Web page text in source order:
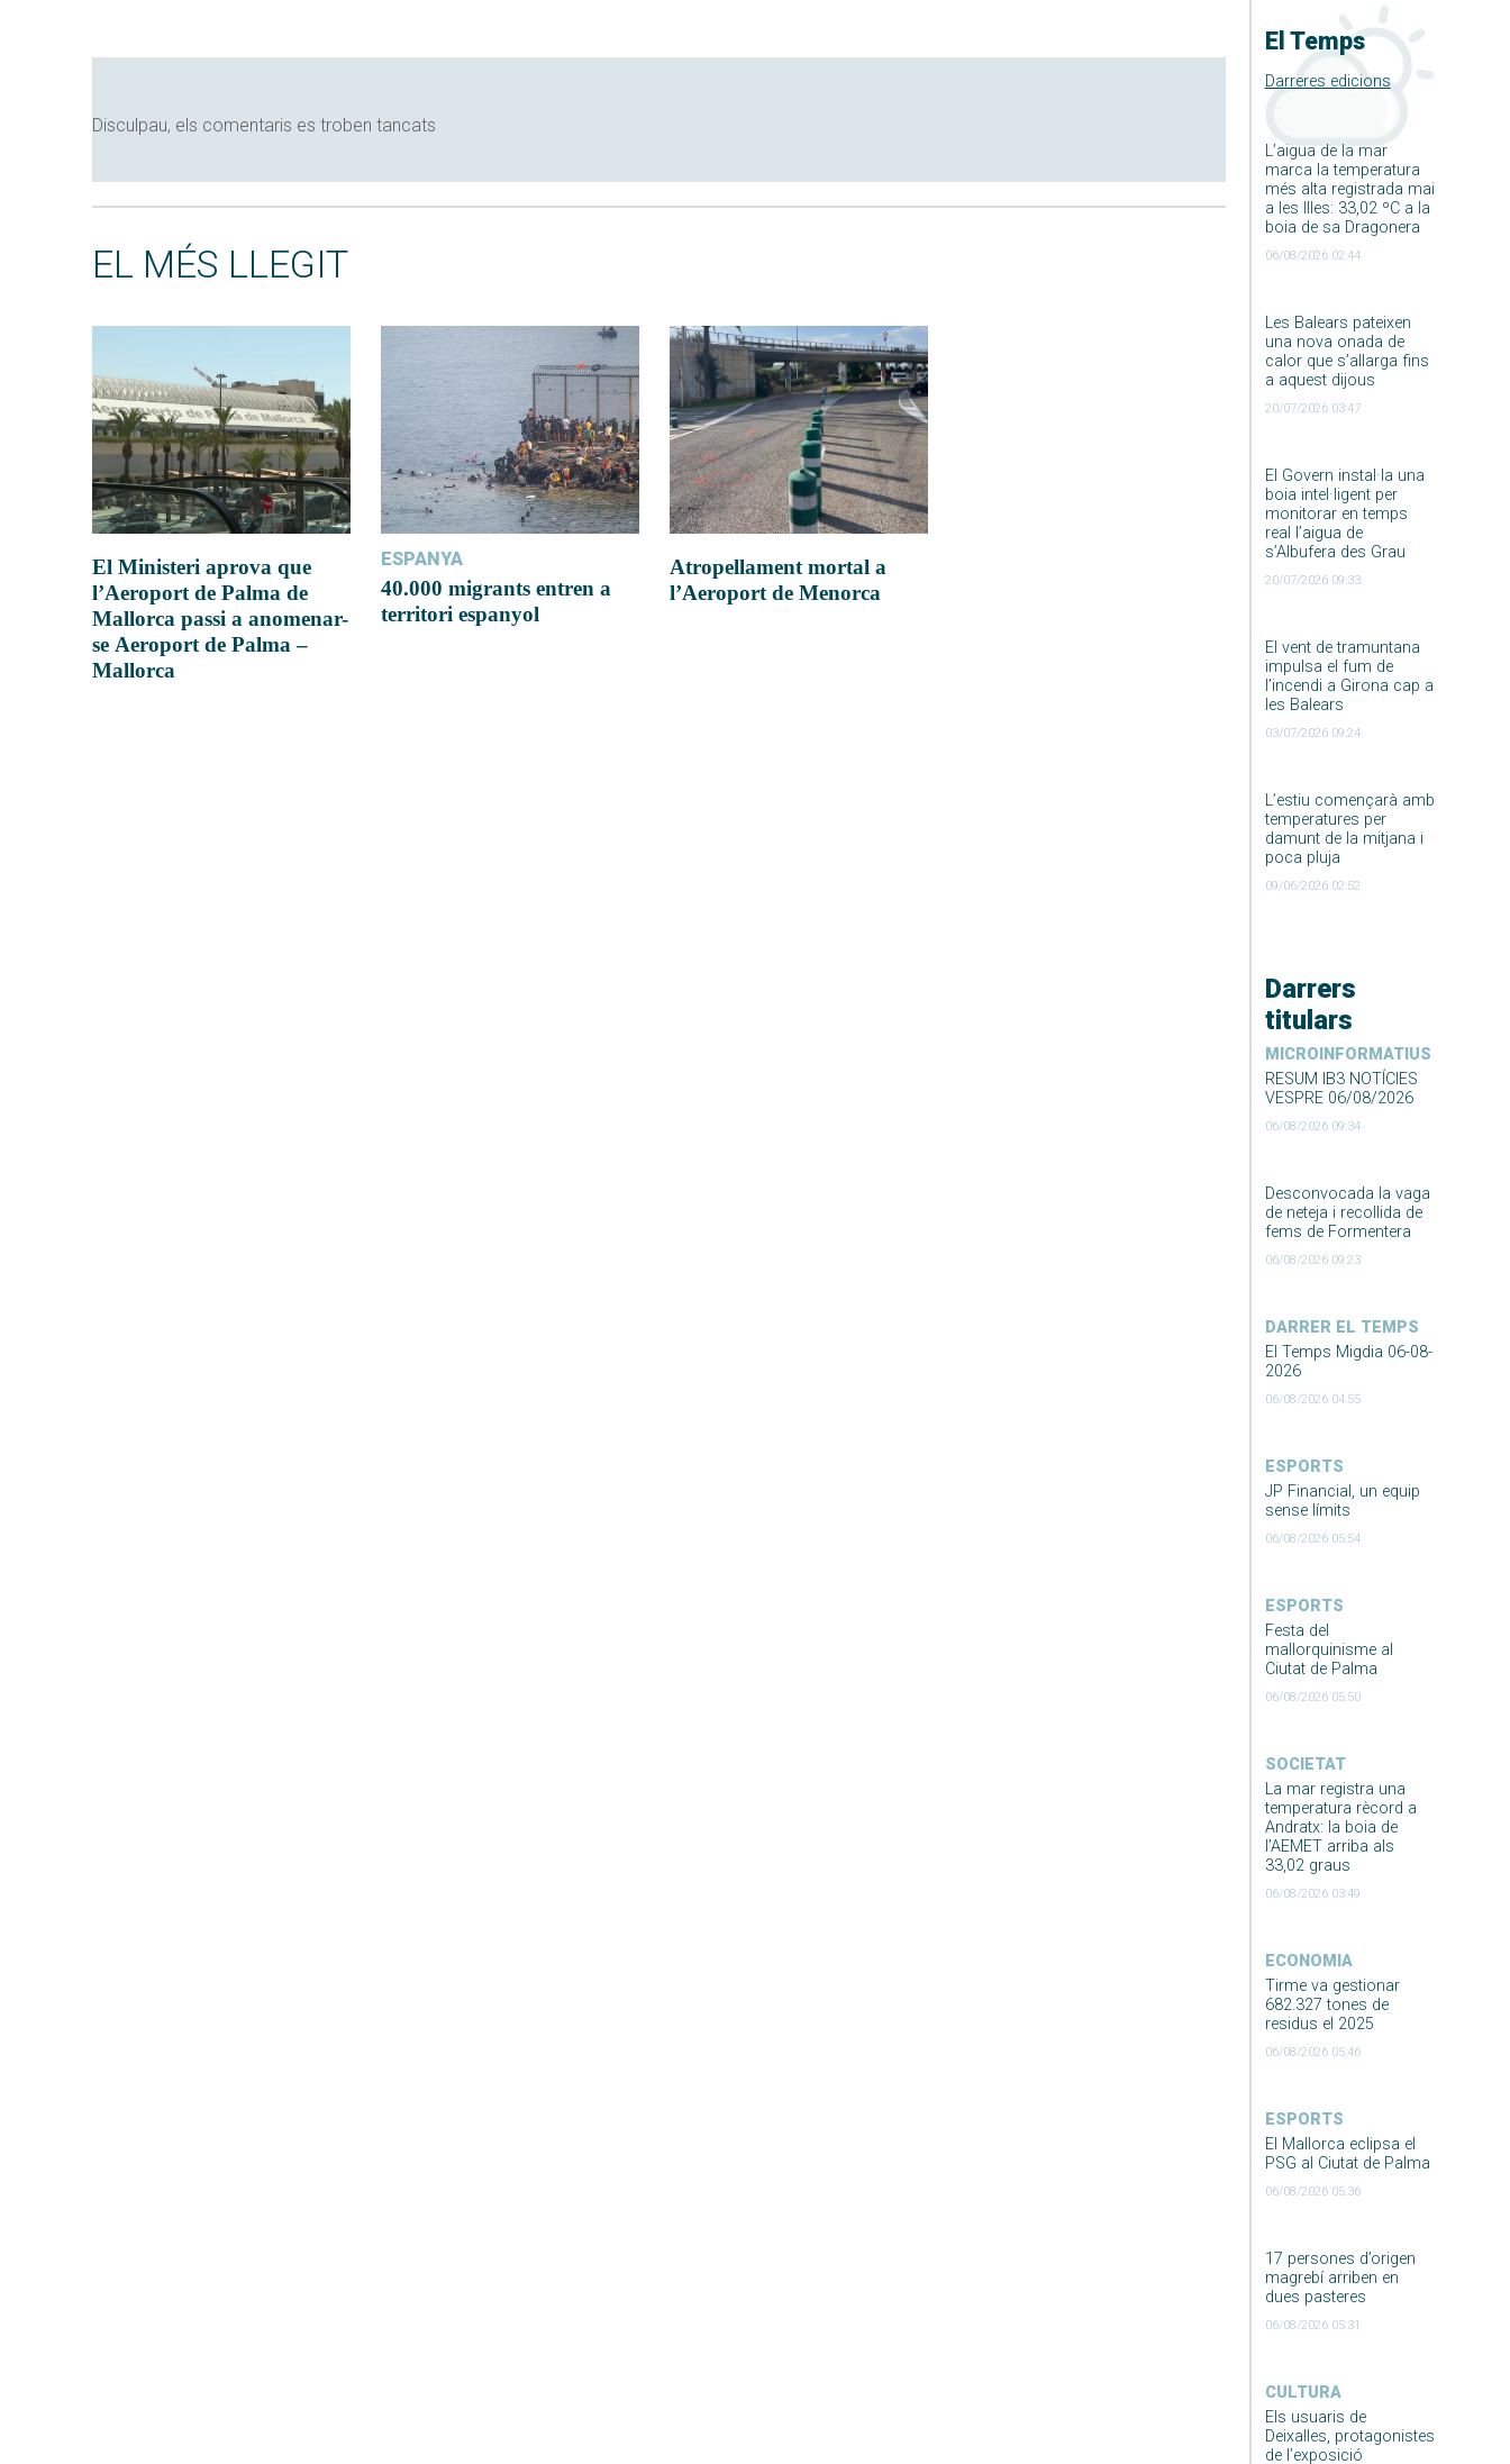
El Temps
Darreres edicions
L’aigua de la mar
marca la temperatura
més alta registrada mai
a les Illes: 33,02 ºC a la
boia de sa Dragonera
06/08/2026 02:44
Les Balears pateixen
una nova onada de
calor que s’allarga fins
a aquest dijous
20/07/2026 03:47
El Govern instal·la una
boia intel·ligent per
monitorar en temps
real l’aigua de
s’Albufera des Grau
20/07/2026 09:33
El vent de tramuntana
impulsa el fum de
l’incendi a Girona cap a
les Balears
03/07/2026 09:24
L’estiu començarà amb
temperatures per
damunt de la mitjana i
poca pluja
09/06/2026 02:52
Darrers
titulars
MICROINFORMATIUS
RESUM IB3 NOTÍCIES
VESPRE 06/08/2026
06/08/2026 09:34
Desconvocada la vaga
de neteja i recollida de
fems de Formentera
06/08/2026 09:23
DARRER EL TEMPS
El Temps Migdia 06-08-
2026
06/08/2026 04:55
ESPORTS
JP Financial, un equip
sense límits
06/08/2026 05:54
ESPORTS
Festa del
mallorquinisme al
Ciutat de Palma
06/08/2026 05:50
SOCIETAT
La mar registra una
temperatura rècord a
Andratx: la boia de
l’AEMET arriba als
33,02 graus
06/08/2026 03:49
ECONOMIA
Tirme va gestionar
682.327 tones de
residus el 2025
06/08/2026 05:46
ESPORTS
El Mallorca eclipsa el
PSG al Ciutat de Palma
06/08/2026 05:36
17 persones d’origen
magrebí arriben en
dues pasteres
06/08/2026 05:31
CULTURA
Els usuaris de
Deixalles, protagonistes
de l’exposició
Disculpau, els comentaris es troben tancats
EL MÉS LLEGIT
El Ministeri aprova que
l’Aeroport de Palma de
Mallorca passi a anomenar-
se Aeroport de Palma –
Mallorca
ESPANYA
40.000 migrants entren a
territori espanyol
Atropellament mortal a
l’Aeroport de Menorca